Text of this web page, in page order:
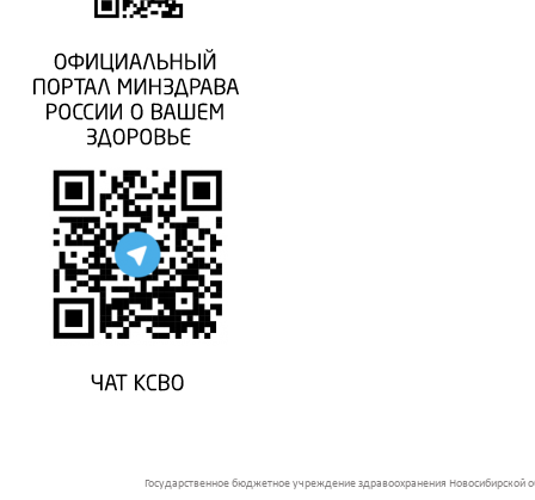
Государственное бюджетное учреждение здравоохранения Новосибирской